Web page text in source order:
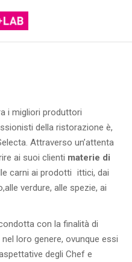
i migliori produttori
della ristorazione è,
Attraverso un’attenta
ai suoi clienti materie di
carni ai prodotti ittici, dai
verdure, alle spezie, ai
con la finalità di
nel loro genere, ovunque essi
degli Chef e